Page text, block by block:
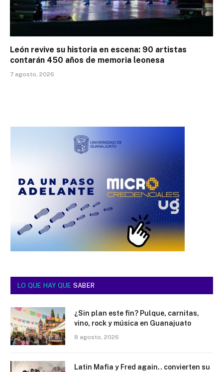
León revive su historia en escena: 90 artistas
contarán 450 años de memoria leonesa
7 agosto, 2026
LO QUE HAY QUE SABER
¿Sin plan este fin? Pulque, carnitas,
vino, rock y música en Guanajuato
8 agosto, 2026
Latin Mafia y Fred again.. convierten su